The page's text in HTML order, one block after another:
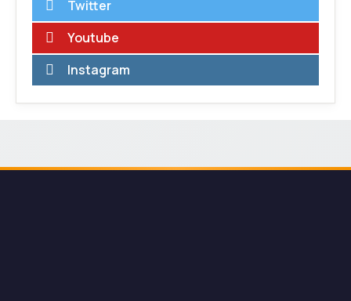
Twitter
Youtube
Instagram